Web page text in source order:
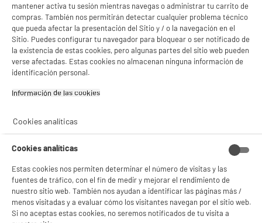
Con el fin de mejorar tu experiencia, y tras tu consentimiento, ELECTRO DEPOT
y sus socios utilizan cookies que procesan tus datos personales para:
- compartir contenido adaptado a tus preferencias
- ofrecer publicidad y comunicaciones personalizadas
- facilitar el intercambio de contenido en las redes sociales
- analizar el tráfico en nuestro sitio web Consulta la política de cookies.
estadísticas anónimas basadas en tu navegación. Puedes oponerte a su uso
mantener activa tu sesión mientras navegas o administrar tu carrito de
compras. También nos permitirán detectar cualquier problema técnico
que pueda afectar la presentación del Sitio y / o la navegación en el
Sitio. Puedes configurar tu navegador para bloquear o ser notificado de
la existencia de estas cookies, pero algunas partes del sitio web pueden
verse afectadas. Estas cookies no almacenan ninguna información de
identificación personal.
Información de las cookies‎
Cookies analíticas
Cookies analíticas
Estas cookies nos permiten determinar el número de visitas y las
fuentes de tráfico, con el fin de medir y mejorar el rendimiento de
nuestro sitio web. También nos ayudan a identificar las páginas más /
menos visitadas y a evaluar cómo los visitantes navegan por el sitio web.
Si no aceptas estas cookies, no seremos notificados de tu visita a